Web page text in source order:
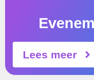
Lees meer